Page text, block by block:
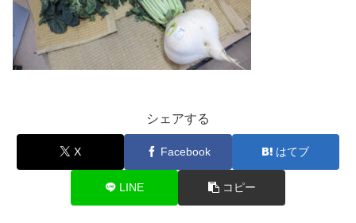
シェアする
X Facebook はてブ
LINE コピー